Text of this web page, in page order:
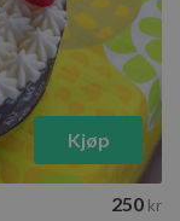
Kjøp
250 kr